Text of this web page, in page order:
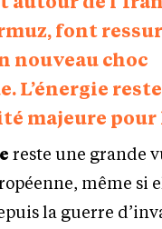
font
nouveau choc
L’énergie
majeure pour
reste une grande
même si
la guerre